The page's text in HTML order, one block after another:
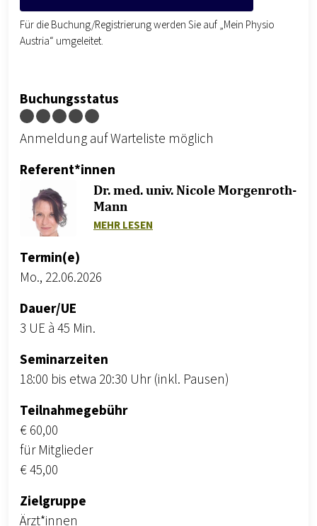
Für die Buchung/Registrierung werden Sie auf „Mein Physio
Austria“ umgeleitet.
Buchungsstatus
Anmeldung auf Warteliste möglich
Referent*innen
Dr. med. univ. Nicole Morgenroth-
Mann
MEHR LESEN
Termin(e)
Mo., 22.06.2026
Dauer/UE
3 UE à 45 Min.
Seminarzeiten
18:00 bis etwa 20:30 Uhr (inkl. Pausen)
Teilnahmegebühr
€ 60,00
für Mitglieder
€ 45,00
Zielgruppe
Ärzt*innen